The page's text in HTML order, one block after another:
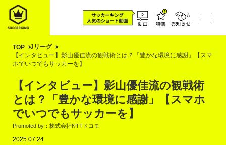
TOP
Jリーグ
【インタビュー】影山優佳流の観戦術とは？「豊かな環境に感謝」【スマ
ホでいつでもサッカーを】
【インタビュー】影山優佳流の観戦術
とは？「豊かな環境に感謝」【スマホ
でいつでもサッカーを】
Promoted by：株式会社NTTドコモ
2025.07.24